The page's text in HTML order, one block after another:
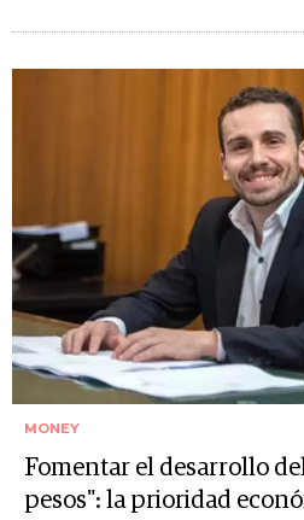
MONEY
Fomentar el desarrollo
pesos": la prioridad